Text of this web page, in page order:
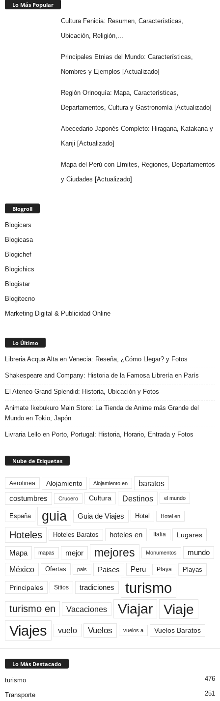
Lo Más Popular
Cultura Fenicia: Resumen, Características,
Ubicación, Religión,...
Principales Etnias del Mundo: Características,
Nombres y Ejemplos [Actualizado]
Región Orinoquía: Mapa, Características,
Departamentos, Cultura y Gastronomía [Actualizado]
Abecedario Japonés Completo: Hiragana, Katakana y
Kanji [Actualizado]
Mapa del Perú con Límites, Regiones, Departamentos
y Ciudades [Actualizado]
Blogroll
Blogicars
Blogicasa
Blogichef
Blogichics
Blogistar
Blogitecno
Marketing Digital & Publicidad Online
Lo Último
Libreria Acqua Alta en Venecia: Reseña, ¿Cómo Llegar? y Fotos
Shakespeare and Company: Historia de la Famosa Librería en París
El Ateneo Grand Splendid: Historia, Ubicación y Fotos
Animate Ikebukuro Main Store: La Tienda de Anime más Grande del
Mundo en Tokio, Japón
Livraria Lello en Porto, Portugal: Historia, Horario, Entrada y Fotos
Nube de Etiquetas
Aerolinea Alojamiento Alojamiento en baratos
costumbres Crucero Cultura Destinos el mundo
España guia Guia de Viajes Hotel Hotel en
Hoteles Hoteles Baratos hoteles en Italia Lugares
Mapa mapas mejor mejores Monumentos mundo
México Ofertas pais Paises Peru Playa Playas
Principales Sitios tradiciones turismo
turismo en Vacaciones Viajar Viaje
Viajes vuelo Vuelos vuelos a Vuelos Baratos
Lo Más Destacado
turismo 476
Transporte 251